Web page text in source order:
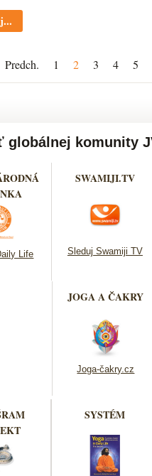
Predch. 1 2 3 4 5
globálnej komunity
Life
SWAMIJI.TV
Sleduj Swamiji TV
JOGA A ČAKRY
Joga-čakry.cz
SYSTÉM